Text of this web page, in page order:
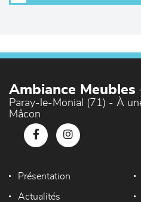
Ambiance
Paray-le-Monial (71) - À
Mâcon
Présentation
Actualités